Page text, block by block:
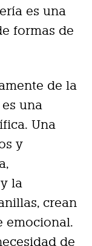
es una
formas de
de la
una
Una
y
la
crean
emocional.
de